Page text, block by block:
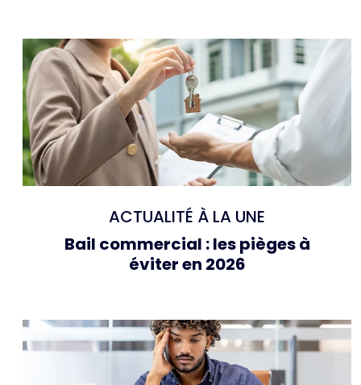
ACTUALITÉ À LA UNE
Bail commercial : les pièges à
éviter en 2026